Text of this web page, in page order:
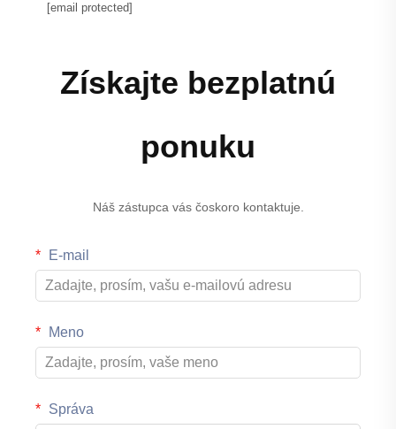
[email protected]
Získajte bezplatnú
ponuku
Náš zástupca vás čoskoro kontaktuje.
E-mail
Meno
Správa